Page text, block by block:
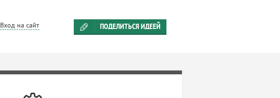
Вход на сайт ПОДЕЛИТЬСЯ ИДЕЕЙ